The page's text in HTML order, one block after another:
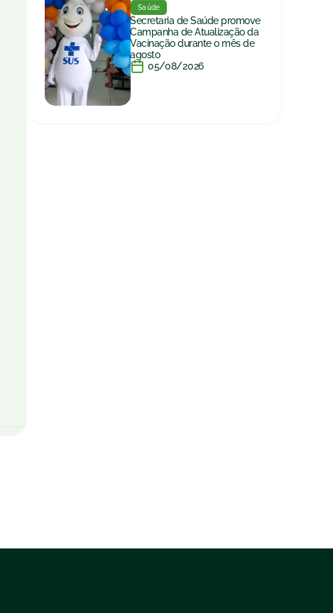
Saúde
Secretaria de Saúde promove
Campanha de Atualização da
Vacinação durante o mês de
agosto
05/08/2026